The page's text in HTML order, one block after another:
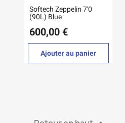
Softech Zeppelin 7'0
(90L) Blue
600,00 €
Ajouter au panier